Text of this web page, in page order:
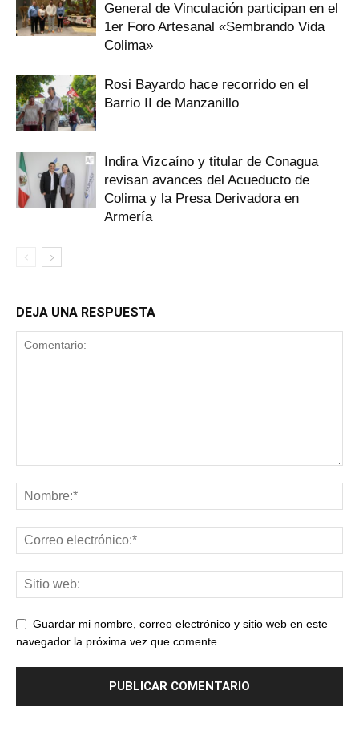
General de Vinculación participan en el
1er Foro Artesanal «Sembrando Vida
Colima»
Rosi Bayardo hace recorrido en el
Barrio II de Manzanillo
Indira Vizcaíno y titular de Conagua
revisan avances del Acueducto de
Colima y la Presa Derivadora en
Armería
DEJA UNA RESPUESTA
Guardar mi nombre, correo electrónico y sitio web en este
navegador la próxima vez que comente.